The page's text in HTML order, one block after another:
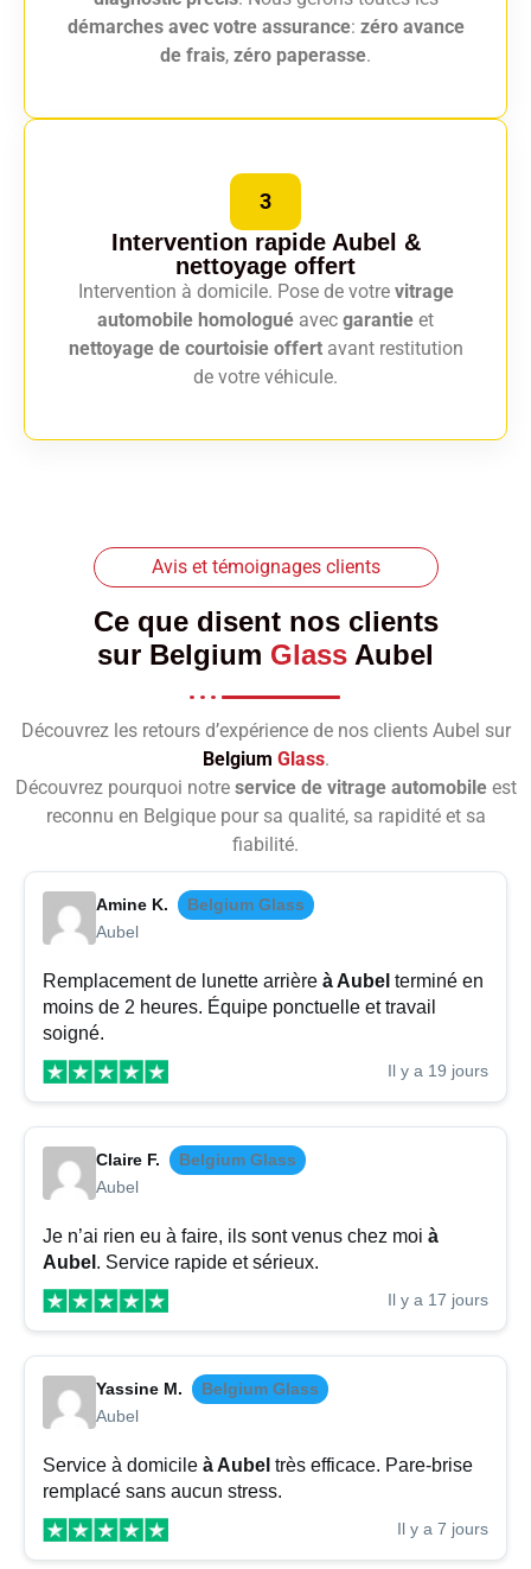
démarches avec votre assurance: zéro avance
de frais, zéro paperasse.
3
Intervention rapide Aubel &
nettoyage offert
Intervention à domicile. Pose de votre vitrage
automobile homologué avec garantie et
nettoyage de courtoisie offertavant restitution
de votre véhicule.
Avis et témoignages clients
Ce que disent nos clients
sur Belgium Glass Aubel
Découvrez les retours d’expérience de nos clients Aubel sur
Belgium Glass.
Découvrez pourquoi notre service de vitrage automobileest
reconnu en Belgique pour sa qualité, sa rapidité et sa
fiabilité.
Amine K.
Belgium Glass
Aubel
Remplacement de lunette arrière à Aubel terminé en
moins de 2 heures. Équipe ponctuelle et travail
soigné.
Il y a 19 jours
Claire F.
Belgium Glass
Aubel
Je n’ai rien eu à faire, ils sont venus chez moi à
Aubel . Service rapide et sérieux.
Il y a 17 jours
Yassine M.
Belgium Glass
Aubel
Service à domicile à Aubel très efficace. Pare-brise
remplacé sans aucun stress.
Il y a 7 jours